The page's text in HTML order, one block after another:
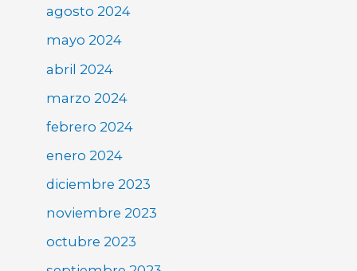
agosto 2024
mayo 2024
abril 2024
marzo 2024
febrero 2024
enero 2024
diciembre 2023
noviembre 2023
octubre 2023